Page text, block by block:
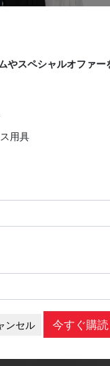
袴
やスペシャルオファー
用具
ンセル 今すぐ購読